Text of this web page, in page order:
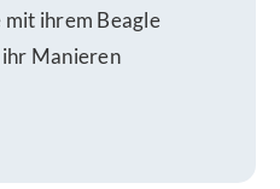
ihrem Beagle
Manieren